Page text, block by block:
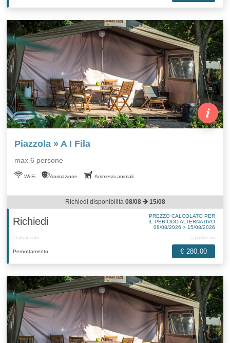
Piazzola » A I Fila
max 6 persone
Wi-Fi Animazione Ammessi animali
Richiedi disponibilità 08/08 15/08
Richiedi
PREZZO CALCOLATO PER
IL PERIODO ALTERNATIVO
08/08/2026 > 15/08/2026
Trattamento a partire da
Pernottamento € 280,00